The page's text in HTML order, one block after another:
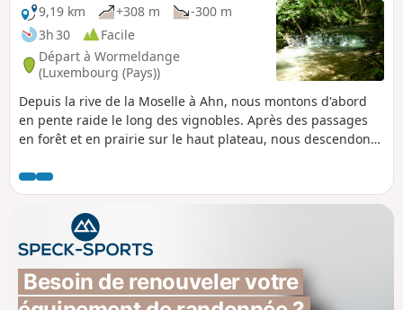
9,19 km
+308 m
-300 m
3h 30
Facile
Départ à Wormeldange
(Luxembourg (Pays))
Depuis la rive de la Moselle à Ahn, nous montons d'abord
en pente raide le long des vignobles. Après des passages
en forêt et en prairie sur le haut plateau, nous descendons
avant d'avoir l'impression d'être arrivés dans la forêt vierge
en traversant la vallée du Donverbach.
Besoin de renouveler votre